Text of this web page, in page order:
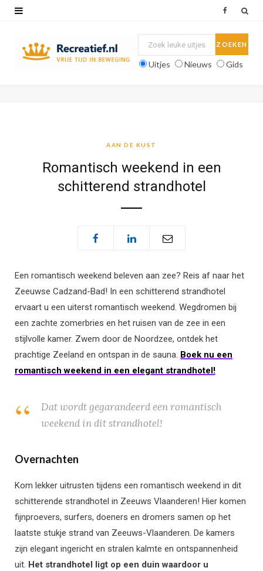
Uitjes Nieuws Gids
AAN DE KUST
Romantisch weekend in een
schitterend strandhotel
Een romantisch weekend beleven aan zee? Reis af naar het
Zeeuwse Cadzand-Bad! In een schitterend strandhotel
ervaart u een uiterst romantisch weekend. Wegdromen bij
een zachte zomerbries en het ruisen van de zee in een
stijlvolle kamer. Zwem door de Noordzee, ontdek het
prachtige Zeeland en ontspan in de sauna. Boek nu een
romantisch weekend in een elegant strandhotel!
Dat wordt gegarandeerd een romantisch
weekend in dit strandhotel!
Overnachten
Kom lekker uitrusten tijdens een romantisch weekend in dit
schitterende strandhotel in Zeeuws Vlaanderen! Hier komen
fijnproevers, surfers, doeners en dromers samen op het
laatste stukje strand van Zeeuws-Vlaanderen. De kamers
zijn elegant ingericht en stralen kalmte en ontspannenheid
uit. Het strandhotel ligt op een duin waardoor u